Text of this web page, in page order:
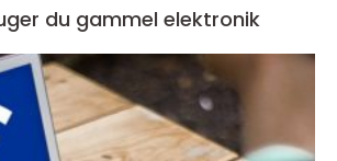
du gammel elektronik